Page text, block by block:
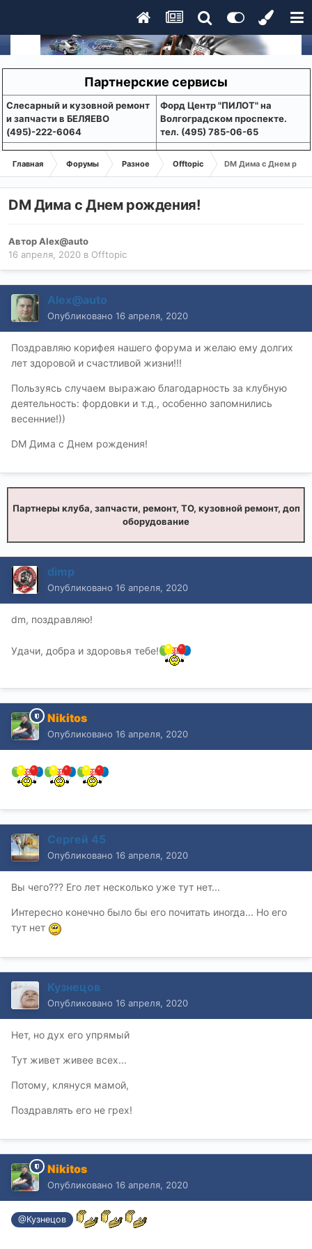
Партнерские сервисы
Слесарный и кузовной ремонт
и запчасти в БЕЛЯЕВО
(495)-222-6064
Форд Центр "ПИЛОТ" на
Волгоградском проспекте.
тел. (495) 785-06-65
Главная Форумы Разное Offtopic DM Дима с Днем
DM Дима с Днем рождения!
АвторAlex@auto
16 апреля, 2020 в Offtopic
Alex@auto
Опубликовано 16 апреля, 2020
Поздравляю корифея нашего форума и желаю ему долгих
лет здоровой и счастливой жизни!!!
Пользуясь случаем выражаю благодарность за клубную
деятельность: фордовки и т.д., особенно запомнились
весенние!))
DM Дима с Днем рождения!
Партнеры клуба, запчасти, ремонт, ТО, кузовной ремонт, доп
оборудование
dimр
Опубликовано 16 апреля, 2020
dm, поздравляю!
Удачи, добра и здоровья тебе!
Nikitos
Опубликовано 16 апреля, 2020
Сергей 45
Опубликовано 16 апреля, 2020
Вы чего??? Его лет несколько уже тут нет...
Интересно конечно было бы его почитать иногда... Но его
тут нет
Кузнецов
Опубликовано 16 апреля, 2020
Нет, но дух его упрямый
Тут живет живее всех...
Потому, клянуся мамой,
Поздравлять его не грех!
Nikitos
Опубликовано 16 апреля, 2020
@Кузнецов